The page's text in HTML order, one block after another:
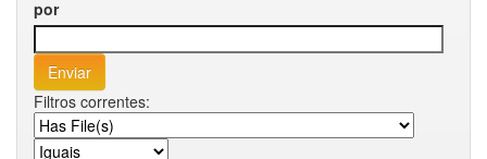
por
Filtros correntes: